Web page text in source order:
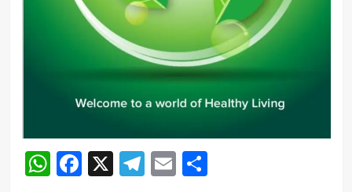
WhatsApp
Facebook
X Telegram
EmailShare